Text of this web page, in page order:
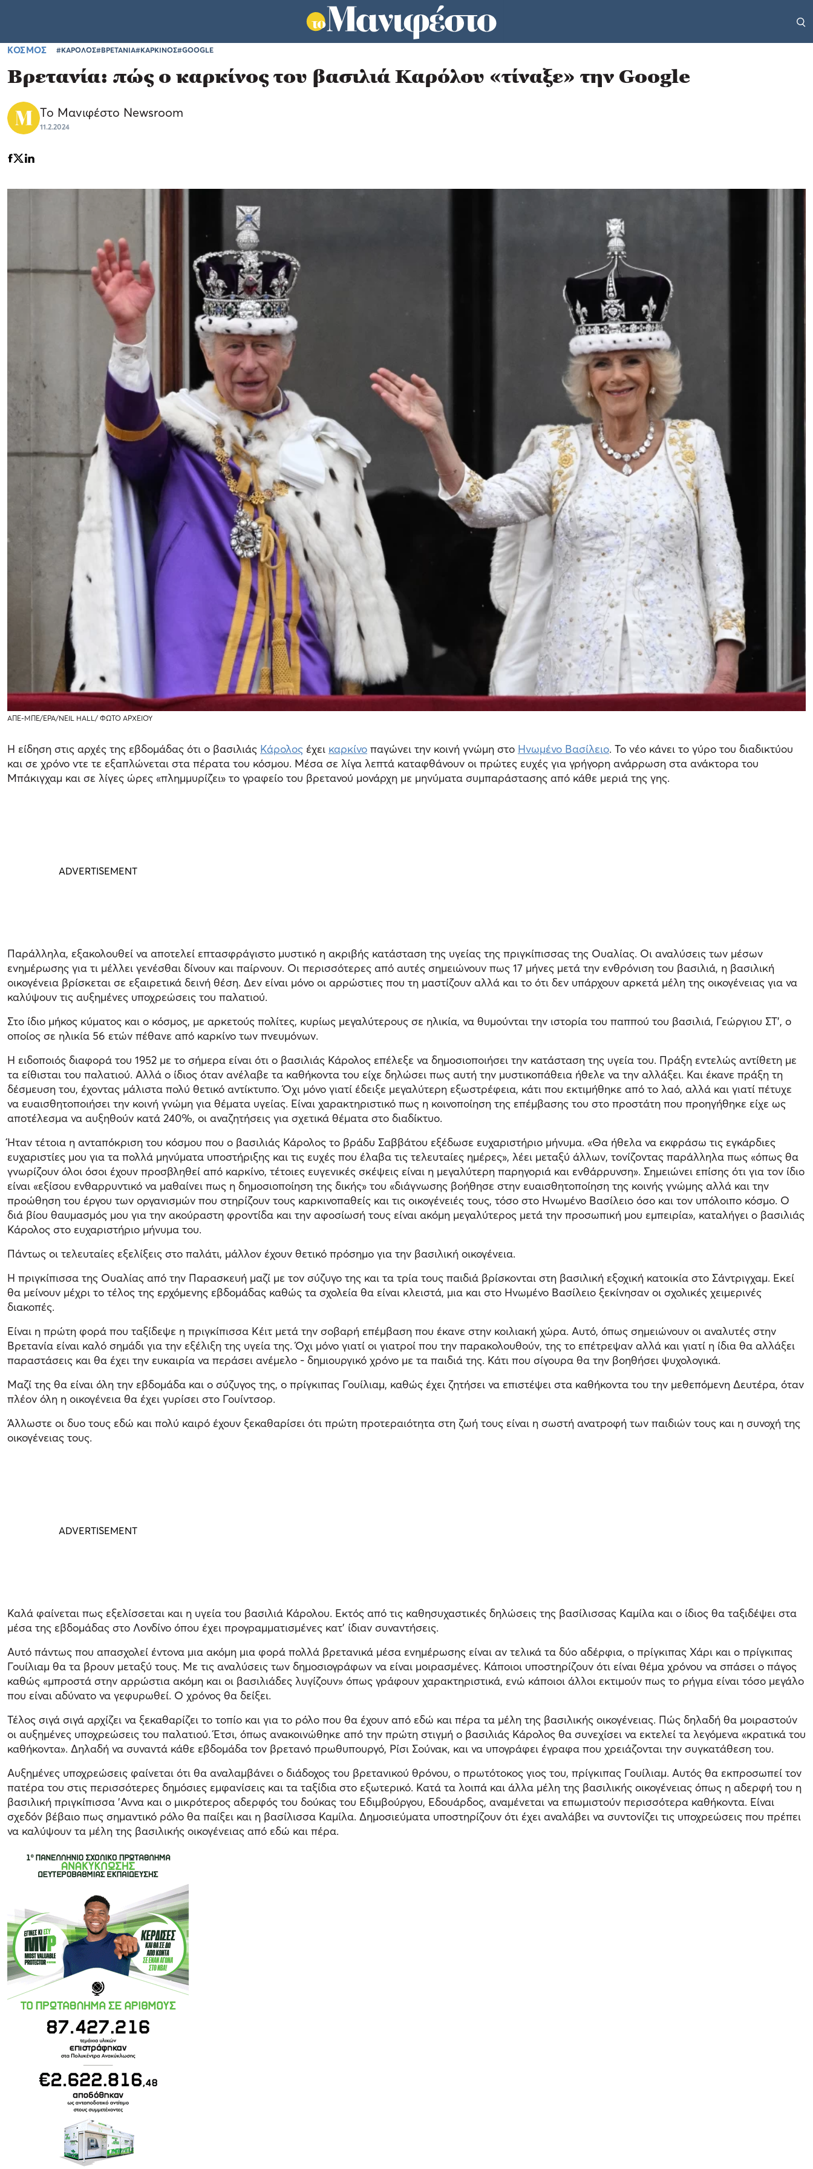
ΚΟΣΜΟΣ #ΚΑΡΟΛΟΣ#ΒΡΕΤΑΝΙΑ#ΚΑΡΚΙΝΟΣ#GOOGLE
Βρετανία: πώς ο καρκίνος του βασιλιά Καρόλου «τίναξε» την Google
Το Μανιφέστο Newsroom
11.2.2024
ΑΠΕ-ΜΠΕ/ΕΡΑ/NEIL HALL/ ΦΩΤΟ ΑΡΧΕΙΟΥ
Η είδηση στις αρχές της εβδομάδας ότι ο βασιλιάς Κάρολος έχει καρκίνο παγώνει την κοινή γνώμη στο Ηνωμένο Βασίλειο. Το νέο κάνει το γύρο του διαδικτύου
και σε χρόνο ντε τε εξαπλώνεται στα πέρατα του κόσμου. Μέσα σε λίγα λεπτά καταφθάνουν οι πρώτες ευχές για γρήγορη ανάρρωση στα ανάκτορα του
Μπάκιγχαμ και σε λίγες ώρες «πλημμυρίζει» το γραφείο του βρετανού μονάρχη με μηνύματα συμπαράστασης από κάθε μεριά της γης.
Παράλληλα, εξακολουθεί να αποτελεί επτασφράγιστο μυστικό η ακριβής κατάσταση της υγείας της πριγκίπισσας της Ουαλίας. Οι αναλύσεις των μέσων
ενημέρωσης για τι μέλλει γενέσθαι δίνουν και παίρνουν. Οι περισσότερες από αυτές σημειώνουν πως 17 μήνες μετά την ενθρόνιση του βασιλιά, η βασιλική
οικογένεια βρίσκεται σε εξαιρετικά δεινή θέση. Δεν είναι μόνο οι αρρώστιες που τη μαστίζουν αλλά και το ότι δεν υπάρχουν αρκετά μέλη της οικογένειας για να
καλύψουν τις αυξημένες υποχρεώσεις του παλατιού.
Στο ίδιο μήκος κύματος και ο κόσμος, με αρκετούς πολίτες, κυρίως μεγαλύτερους σε ηλικία, να θυμούνται την ιστορία του παππού του βασιλιά, Γεώργιου ΣΤ', ο
οποίος σε ηλικία 56 ετών πέθανε από καρκίνο των πνευμόνων.
Η ειδοποιός διαφορά του 1952 με το σήμερα είναι ότι ο βασιλιάς Κάρολος επέλεξε να δημοσιοποιήσει την κατάσταση της υγεία του. Πράξη εντελώς αντίθετη με
τα είθισται του παλατιού. Αλλά ο ίδιος όταν ανέλαβε τα καθήκοντα του είχε δηλώσει πως αυτή την μυστικοπάθεια ήθελε να την αλλάξει. Και έκανε πράξη τη
δέσμευση του, έχοντας μάλιστα πολύ θετικό αντίκτυπο. Όχι μόνο γιατί έδειξε μεγαλύτερη εξωστρέφεια, κάτι που εκτιμήθηκε από το λαό, αλλά και γιατί πέτυχε
να ευαισθητοποιήσει την κοινή γνώμη για θέματα υγείας. Είναι χαρακτηριστικό πως η κοινοποίηση της επέμβασης του στο προστάτη που προηγήθηκε είχε ως
αποτέλεσμα να αυξηθούν κατά 240%, οι αναζητήσεις για σχετικά θέματα στο διαδίκτυο.
Ήταν τέτοια η ανταπόκριση του κόσμου που ο βασιλιάς Κάρολος το βράδυ Σαββάτου εξέδωσε ευχαριστήριο μήνυμα. «Θα ήθελα να εκφράσω τις εγκάρδιες
ευχαριστίες μου για τα πολλά μηνύματα υποστήριξης και τις ευχές που έλαβα τις τελευταίες ημέρες», λέει μεταξύ άλλων, τονίζοντας παράλληλα πως «όπως θα
γνωρίζουν όλοι όσοι έχουν προσβληθεί από καρκίνο, τέτοιες ευγενικές σκέψεις είναι η μεγαλύτερη παρηγοριά και ενθάρρυνση». Σημειώνει επίσης ότι για τον ίδιο
είναι «εξίσου ενθαρρυντικό να μαθαίνει πως η δημοσιοποίηση της δικής» του «διάγνωσης βοήθησε στην ευαισθητοποίηση της κοινής γνώμης αλλά και την
προώθηση του έργου των οργανισμών που στηρίζουν τους καρκινοπαθείς και τις οικογένειές τους, τόσο στο Ηνωμένο Βασίλειο όσο και τον υπόλοιπο κόσμο. Ο
διά βίου θαυμασμός μου για την ακούραστη φροντίδα και την αφοσίωσή τους είναι ακόμη μεγαλύτερος μετά την προσωπική μου εμπειρία», καταλήγει ο βασιλιάς
Κάρολος στο ευχαριστήριο μήνυμα του.
Πάντως οι τελευταίες εξελίξεις στο παλάτι, μάλλον έχουν θετικό πρόσημο για την βασιλική οικογένεια.
Η πριγκίπισσα της Ουαλίας από την Παρασκευή μαζί με τον σύζυγο της και τα τρία τους παιδιά βρίσκονται στη βασιλική εξοχική κατοικία στο Σάντριγχαμ. Εκεί
θα μείνουν μέχρι το τέλος της ερχόμενης εβδομάδας καθώς τα σχολεία θα είναι κλειστά, μια και στο Ηνωμένο Βασίλειο ξεκίνησαν οι σχολικές χειμερινές
διακοπές.
Είναι η πρώτη φορά που ταξίδεψε η πριγκίπισσα Κέιτ μετά την σοβαρή επέμβαση που έκανε στην κοιλιακή χώρα. Αυτό, όπως σημειώνουν οι αναλυτές στην
Βρετανία είναι καλό σημάδι για την εξέλιξη της υγεία της. Όχι μόνο γιατί οι γιατροί που την παρακολουθούν, της το επέτρεψαν αλλά και γιατί η ίδια θα αλλάξει
παραστάσεις και θα έχει την ευκαιρία να περάσει ανέμελο - δημιουργικό χρόνο με τα παιδιά της. Κάτι που σίγουρα θα την βοηθήσει ψυχολογικά.
Μαζί της θα είναι όλη την εβδομάδα και ο σύζυγος της, ο πρίγκιπας Γουίλιαμ, καθώς έχει ζητήσει να επιστέψει στα καθήκοντα του την μεθεπόμενη Δευτέρα, όταν
πλέον όλη η οικογένεια θα έχει γυρίσει στο Γουίντσορ.
Άλλωστε οι δυο τους εδώ και πολύ καιρό έχουν ξεκαθαρίσει ότι πρώτη προτεραιότητα στη ζωή τους είναι η σωστή ανατροφή των παιδιών τους και η συνοχή της
οικογένειας τους.
Καλά φαίνεται πως εξελίσσεται και η υγεία του βασιλιά Κάρολου. Εκτός από τις καθησυχαστικές δηλώσεις της βασίλισσας Καμίλα και ο ίδιος θα ταξιδέψει στα
μέσα της εβδομάδας στο Λονδίνο όπου έχει προγραμματισμένες κατ' ίδιαν συναντήσεις.
Αυτό πάντως που απασχολεί έντονα μια ακόμη μια φορά πολλά βρετανικά μέσα ενημέρωσης είναι αν τελικά τα δύο αδέρφια, ο πρίγκιπας Χάρι και ο πρίγκιπας
Γουίλιαμ θα τα βρουν μεταξύ τους. Με τις αναλύσεις των δημοσιογράφων να είναι μοιρασμένες. Κάποιοι υποστηρίζουν ότι είναι θέμα χρόνου να σπάσει ο πάγος
καθώς «μπροστά στην αρρώστια ακόμη και οι βασιλιάδες λυγίζουν» όπως γράφουν χαρακτηριστικά, ενώ κάποιοι άλλοι εκτιμούν πως το ρήγμα είναι τόσο μεγάλο
που είναι αδύνατο να γεφυρωθεί. Ο χρόνος θα δείξει.
Τέλος σιγά σιγά αρχίζει να ξεκαθαρίζει το τοπίο και για το ρόλο που θα έχουν από εδώ και πέρα τα μέλη της βασιλικής οικογένειας. Πώς δηλαδή θα μοιραστούν
οι αυξημένες υποχρεώσεις του παλατιού. Έτσι, όπως ανακοινώθηκε από την πρώτη στιγμή ο βασιλιάς Κάρολος θα συνεχίσει να εκτελεί τα λεγόμενα «κρατικά του
καθήκοντα». Δηλαδή να συναντά κάθε εβδομάδα τον βρετανό πρωθυπουργό, Ρίσι Σούνακ, και να υπογράφει έγραφα που χρειάζονται την συγκατάθεση του.
Αυξημένες υποχρεώσεις φαίνεται ότι θα αναλαμβάνει ο διάδοχος του βρετανικού θρόνου, ο πρωτότοκος γιος του, πρίγκιπας Γουίλιαμ. Αυτός θα εκπροσωπεί τον
πατέρα του στις περισσότερες δημόσιες εμφανίσεις και τα ταξίδια στο εξωτερικό. Κατά τα λοιπά και άλλα μέλη της βασιλικής οικογένειας όπως η αδερφή του η
βασιλική πριγκίπισσα 'Αννα και ο μικρότερος αδερφός του δούκας του Εδιμβούργου, Εδουάρδος, αναμένεται να επωμιστούν περισσότερα καθήκοντα. Είναι
σχεδόν βέβαιο πως σημαντικό ρόλο θα παίξει και η βασίλισσα Καμίλα. Δημοσιεύματα υποστηρίζουν ότι έχει αναλάβει να συντονίζει τις υποχρεώσεις που πρέπει
να καλύψουν τα μέλη της βασιλικής οικογένειας από εδώ και πέρα.